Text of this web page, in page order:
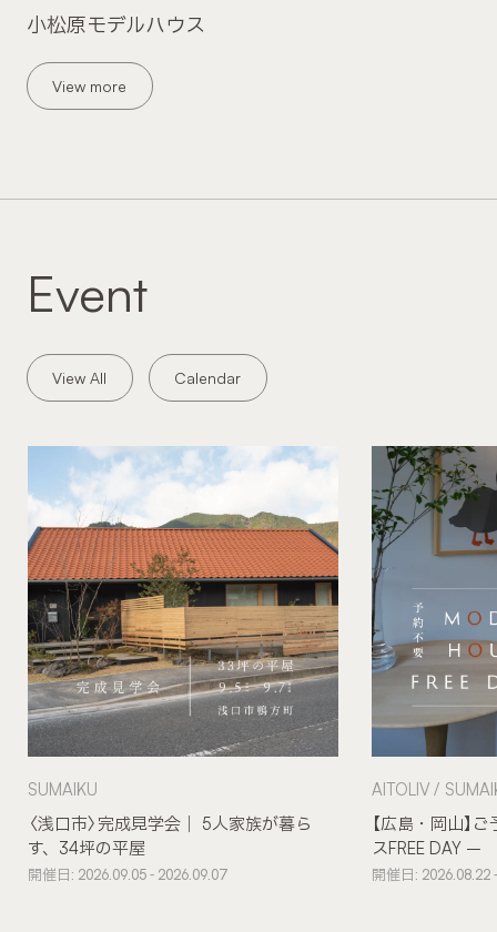
小松原モデルハウス
View more
Event
View All Calendar
〈浅口市〉完成見学会｜ 5人家族が暮ら
す、34坪の平屋
SUMAIKU
開催日: 2026.09.05 - 2026.09.07
【広島・岡山】
スFREE DAY –
AITOLIV
開催日: 2026.08.22